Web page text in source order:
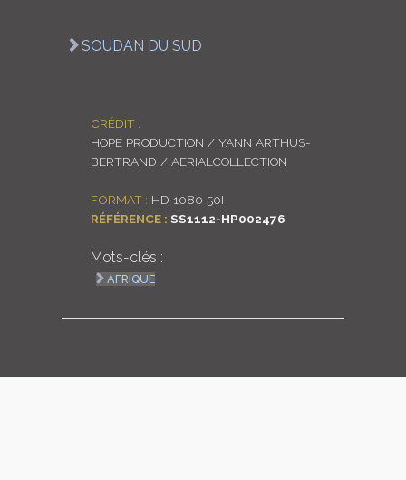
SOUDAN DU SUD
CRÉDIT :
HOPE PRODUCTION / YANN ARTHUS-
BERTRAND / AERIALCOLLECTION
FORMAT : HD 1080 50I
RÉFÉRENCE : SS1112-HP002476
Mots-clés :
AFRIQUE